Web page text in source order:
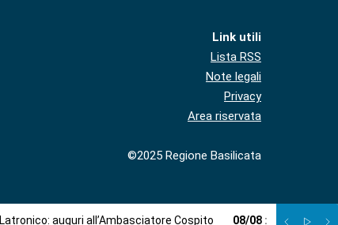
Link utili
Lista RSS
Note legali
Privacy
Area riservata
©2025 Regione Basilicata
Latronico: auguri all’Ambasciatore Cospito 08/08 : Cospito